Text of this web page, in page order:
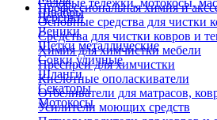
Швабры
Садовые тележки, мотокосы,
Черенки
Веники
Щетки металлические
Совки уличные
Шланги
Секаторы
Мотокосы
Профессиональная химия и
Основные средства для чистки
Средства для чистки ковров и
Химия для химчистки мебели
Преспреи для химчистки
Кислотные ополаскиватели
Отбеливатели для матрасов,
Усилители моющих средств